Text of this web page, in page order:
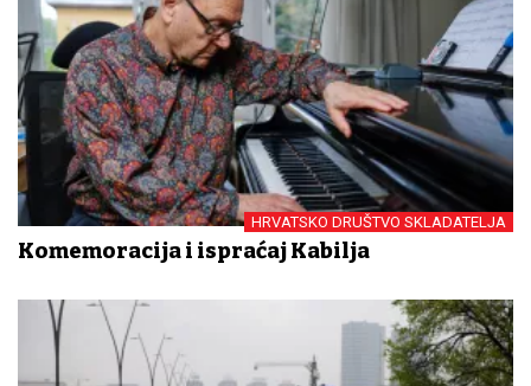
HRVATSKO DRUŠTVO SKLADATELJA
Komemoracija i ispraćaj Kabilja